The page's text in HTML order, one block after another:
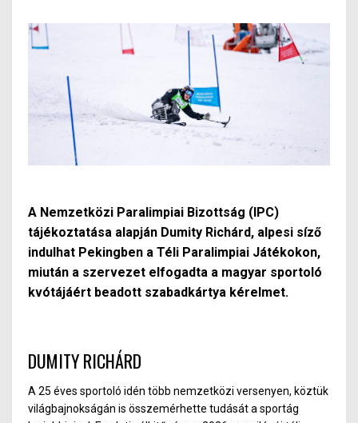
A Nemzetközi Paralimpiai Bizottság (IPC)
tájékoztatása alapján Dumity Richárd, alpesi síző
indulhat Pekingben a Téli Paralimpiai Játékokon,
miután a szervezet elfogadta a magyar sportoló
kvótájáért beadott szabadkártya kérelmet.
DUMITY RICHÁRD
A 25 éves sportoló idén több nemzetközi versenyen, köztük
világbajnokságán is összemérhette tudását a sportág